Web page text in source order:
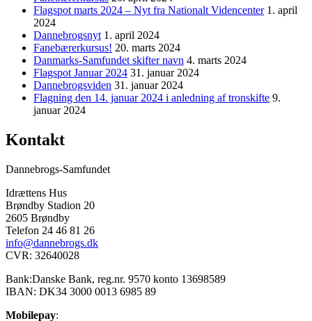
Flagspot marts 2024 – Nyt fra Nationalt Videncenter 1. april
2024
Dannebrogsnyt 1. april 2024
Fanebærerkursus! 20. marts 2024
Danmarks-Samfundet skifter navn 4. marts 2024
Flagspot Januar 2024 31. januar 2024
Dannebrogsviden 31. januar 2024
Flagning den 14. januar 2024 i anledning af tronskifte 9.
januar 2024
Kontakt
Dannebrogs-Samfundet
Idrættens Hus
Brøndby Stadion 20
2605 Brøndby
Telefon 24 46 81 26
info@dannebrogs.dk
CVR: 32640028
Bank:Danske Bank, reg.nr. 9570 konto 13698589
IBAN: DK34 3000 0013 6985 89
Mobilepay: